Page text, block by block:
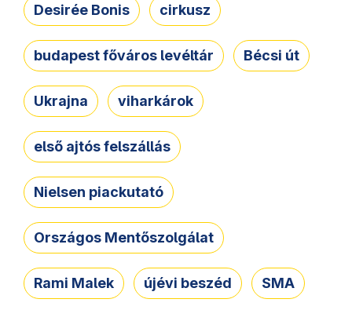
Desirée Bonis cirkusz
budapest főváros levéltár Bécsi út
Ukrajna viharkárok
első ajtós felszállás
Nielsen piackutató
Országos Mentőszolgálat
Rami Malek újévi beszéd SMA